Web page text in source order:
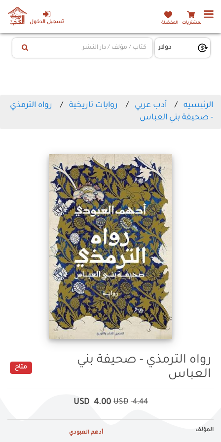
تسجيل الدخول المشتريات المفضلة
الرئيسيه أدب عربي روايات تاريخية
رواه الترمذي
- صحيفة بني العباس
رواه الترمذي - صحيفة بني
العباس
متاح
4.44
USD
4.00
USD
المؤلف أدهم العبودي